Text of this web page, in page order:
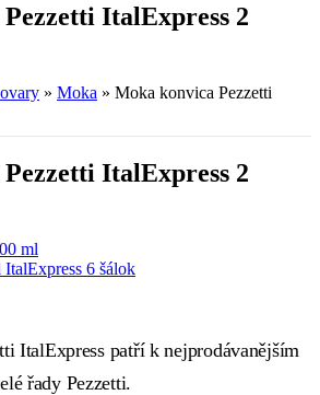
ItalExpress 2
» Moka » Moka konvica Pezzetti
ItalExpress 2
ml
6 šálok
ItalExpress patří k nejprodávanějším
řady Pezzetti.